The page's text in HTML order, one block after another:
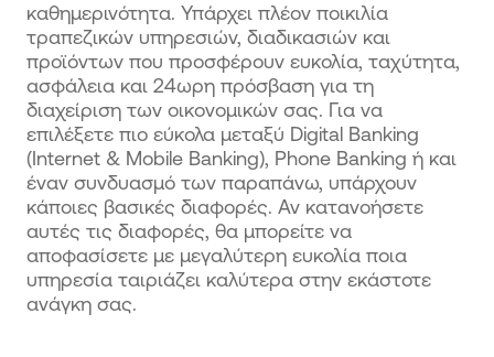
καθημερινότητα. Υπάρχει πλέον ποικιλία
τραπεζικών υπηρεσιών, διαδικασιών και
προϊόντων που προσφέρουν ευκολία, ταχύτητα,
ασφάλεια και 24ωρη πρόσβαση για τη
διαχείριση των οικονομικών σας. Για να
επιλέξετε πιο εύκολα μεταξύ Digital Banking
(Internet & Mobile Banking), Phone Banking ή και
έναν συνδυασμό των παραπάνω, υπάρχουν
κάποιες βασικές διαφορές. Αν κατανοήσετε
αυτές τις διαφορές, θα μπορείτε να
αποφασίσετε με μεγαλύτερη ευκολία ποια
υπηρεσία ταιριάζει καλύτερα στην εκάστοτε
ανάγκη σας.